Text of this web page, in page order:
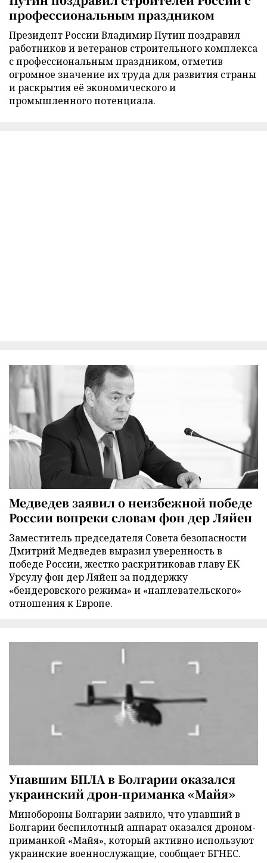
профессиональным праздником
Президент России Владимир Путин поздравил
работников и ветеранов строительного комплекса
с профессиональным праздником, отметив
огромное значение их труда для развития страны
и раскрытия её экономического и
промышленного потенциала.
Медведев заявил о неизбежной победе
России вопреки словам фон дер Ляйен
Заместитель председателя Совета безопасности
Дмитрий Медведев выразил уверенность в
победе России, жестко раскритиковав главу ЕК
Урсулу фон дер Ляйен за поддержку
«бендеровского режима» и «наплевательского»
отношения к Европе.
Упавшим БПЛА в Болгарии оказался
украинский дрон-приманка «Майя»
Минобороны Болгарии заявило, что упавший в
Болгарии беспилотный аппарат оказался дроном-
приманкой «Майя», который активно используют
украинские военнослужащие, сообщает БГНЕС.